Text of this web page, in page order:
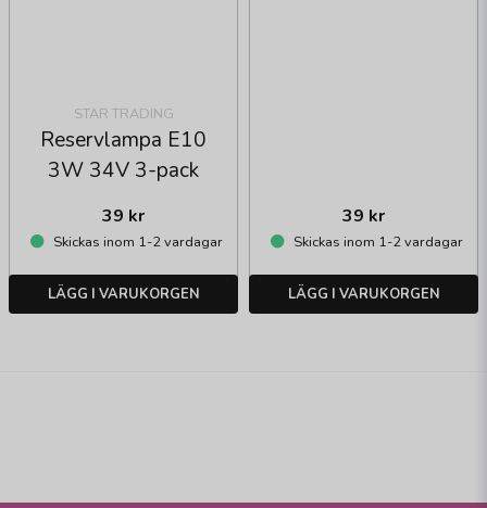
STAR TRADING
Reservlampa E10
3W 34V 3-pack
39 kr
Skickas inom 1-2 vardagar
LÄGG I VARUKORGEN
39 kr
Skickas inom 1-2 vardagar
LÄGG I VARUKORGEN